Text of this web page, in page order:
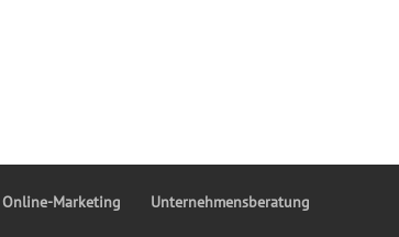
Online-Marketing Unternehmensberatung